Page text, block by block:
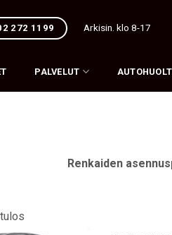
272 1199 Arkisin. klo 8-17
PALVELUT
Renkaiden